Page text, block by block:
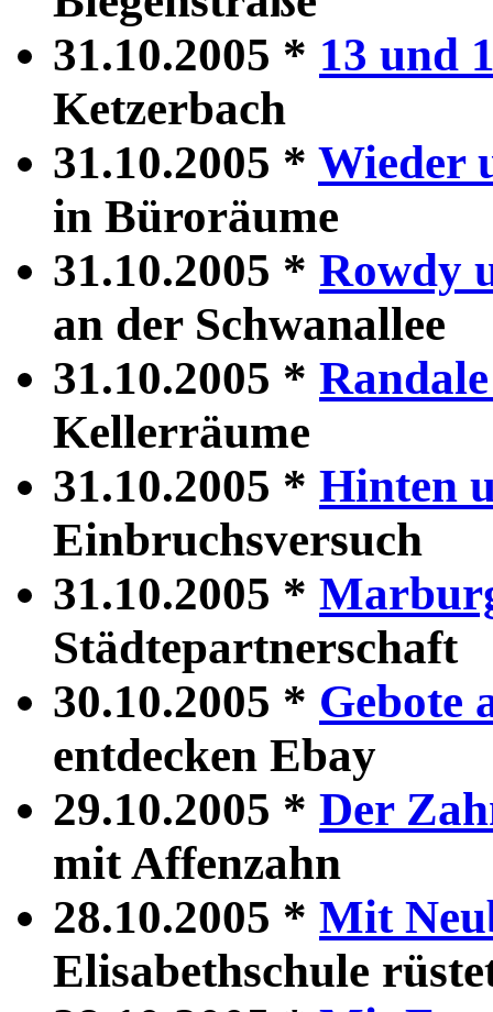
31.10.2005 * 13 und
Ketzerbach
31.10.2005 * Wieder
in Büroräume
31.10.2005 * Rowdy
an der Schwanallee
31.10.2005 *
Kellerräume
31.10.2005 * Hinten
Einbruchsversuch
31.10.2005 *
Städtepartnerschaft
30.10.2005 * Gebote
entdecken Ebay
29.10.2005 * Der
mit Affenzahn
28.10.2005 * Mit
Elisabethschule